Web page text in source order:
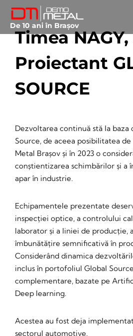
De 10 ani în Brașov
Timea
Proiectant
SOURCE
Dezvoltarea continuă stă la baza
Source, de aceea posibilitatea
Metal Brașov și în 2023 o
conștientizarea schimbărilor și a
apar în industrie.
Echipamentele prezentate
inspecției optice, a controlului
laborator și a liniei de producție,
îmbunătățire semnificativă în
Considerând dinamica
inclus în portofoliul Global
complementare, bazate pe
Deep learning.
Acestea au fost deja
sectorul automotive.